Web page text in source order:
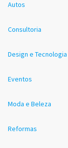
Autos
Consultoria
Design e Tecnologia
Eventos
Moda e Beleza
Reformas